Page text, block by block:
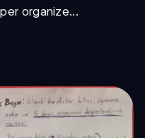
organize...